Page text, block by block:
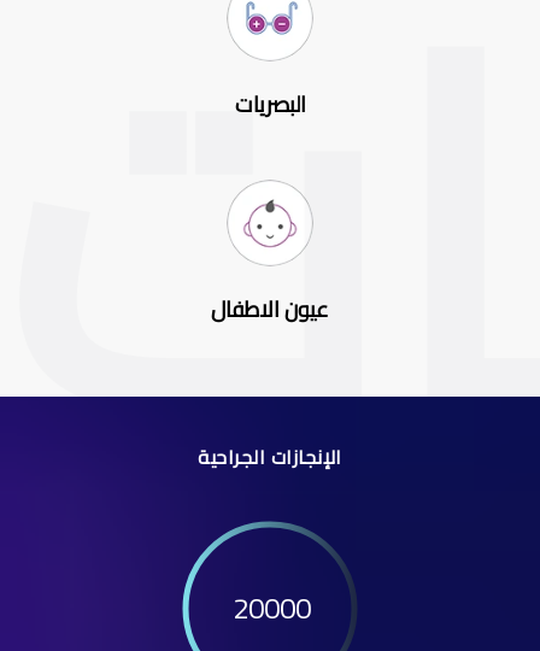
البصريات
عيون الاطفال
الإنجازات الجراحية
20000